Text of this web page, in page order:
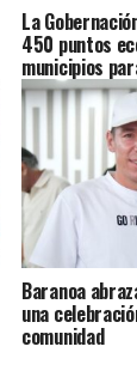
La
450 puntos
municipios
ambiental
Baranoa
una
comunidad